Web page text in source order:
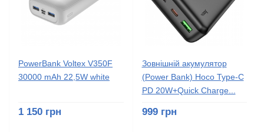
PowerBank Voltex V350F
30000 mAh 22,5W white
1 150 грн
Зовнішній акумулятор
(Power Bank) Hoco Type-C
PD 20W+Quick Charge...
999 грн